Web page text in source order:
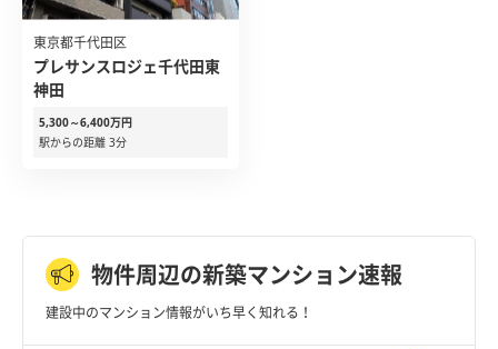
東京都千代田区
プレサンスロジェ千代田東
神田
5,300～6,400万円
駅からの距離 3分
物件周辺の新築マンション速報
建設中のマンション情報がいち早く知れる！